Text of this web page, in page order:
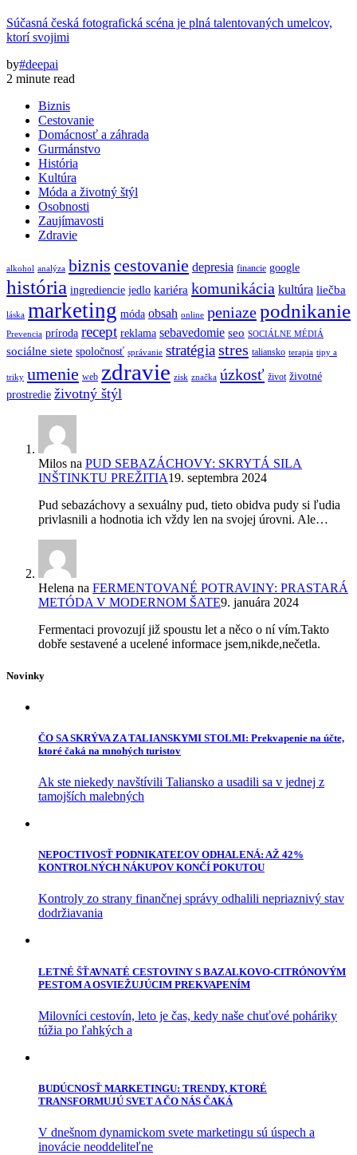
Súčasná česká fotografická scéna je plná talentovaných umelcov,
ktorí svojimi
by#deepai
2 minute read
Biznis
Cestovanie
Domácnosť a záhrada
Gurmánstvo
História
Kultúra
Móda a životný štýl
Osobnosti
Zaujímavosti
Zdravie
alkohol analýza biznis cestovanie depresia financie google
história ingrediencie jedlo kariéra komunikácia kultúra liečba
láska marketing móda obsah online peniazepodnikanie
Prevencia príroda recept reklama sebavedomie seo SOCIÁLNE MÉDIÁ
sociálne siete spoločnosť správanie stratégiastres taliansko terapia tipy a
triky umenie web zdravie zisk značka úzkosť život životné
prostredie životný štýl
Milos na PUD SEBAZÁCHOVY: SKRYTÁ SILA
INŠTINKTU PREŽITIA19. septembra 2024
Pud sebazáchovy a sexuálny pud, tieto obidva pudy si ľudia
privlasnili a hodnotia ich vždy len na svojej úrovni. Ale…
Helena na FERMENTOVANÉ POTRAVINY: PRASTARÁ
METÓDA V MODERNOM ŠATE9. januára 2024
Fermentaci provozují již spoustu let a něco o ní vím.Takto
dobře sestavené a ucelené informace jsem,nikde,nečetla.
Novinky
ČO SA SKRÝVA ZA TALIANSKYMI STOLMI: Prekvapenie na účte,
ktoré čaká na mnohých turistov
Ak ste niekedy navštívili Taliansko a usadili sa v jednej z
tamojších malebných
NEPOCTIVOSŤ PODNIKATEĽOV ODHALENÁ: AŽ 42%
KONTROLNÝCH NÁKUPOV KONČÍ POKUTOU
Kontroly zo strany finančnej správy odhalili nepriaznivý stav
dodržiavania
LETNÉ ŠŤAVNATÉ CESTOVINY S BAZALKOVO-CITRÓNOVÝM
PESTOM A OSVIEŽUJÚCIM PREKVAPENÍM
Milovníci cestovín, leto je čas, kedy naše chuťové poháriky
túžia po ľahkých a
BUDÚCNOSŤ MARKETINGU: TRENDY, KTORÉ
TRANSFORMUJÚ SVET A ČO NÁS ČAKÁ
V dnešnom dynamickom svete marketingu sú úspech a
inovácie neoddeliteľne